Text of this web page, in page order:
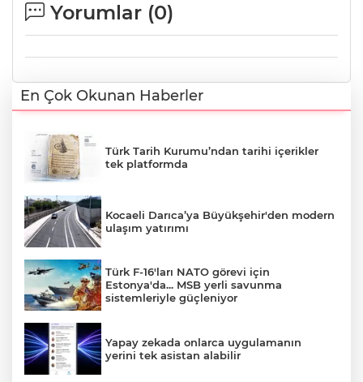
Yorumlar (0)
En Çok Okunan Haberler
Türk Tarih Kurumu’ndan tarihi içerikler
tek platformda
Kocaeli Darıca’ya Büyükşehir'den modern
ulaşım yatırımı
Türk F-16'ları NATO görevi için
Estonya'da... MSB yerli savunma
sistemleriyle güçleniyor
Yapay zekada onlarca uygulamanın
yerini tek asistan alabilir